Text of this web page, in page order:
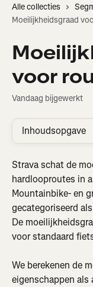
Alle collecties
Moeilijkheidsgraad
voor
Vandaag bijgewerkt
Inhoudsopgave
Strava schat de
hardlooproutes in
Mountainbike- en
gecategoriseerd als
De
voor standaard
We berekenen de
eigenschappen